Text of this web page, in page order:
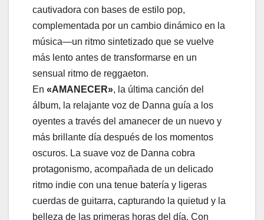
cautivadora con bases de estilo pop,
complementada por un cambio dinámico en la
música—un ritmo sintetizado que se vuelve
más lento antes de transformarse en un
sensual ritmo de reggaeton.
En «AMANECER», la última canción del
álbum, la relajante voz de Danna guía a los
oyentes a través del amanecer de un nuevo y
más brillante día después de los momentos
oscuros. La suave voz de Danna cobra
protagonismo, acompañada de un delicado
ritmo indie con una tenue batería y ligeras
cuerdas de guitarra, capturando la quietud y la
belleza de las primeras horas del día. Con